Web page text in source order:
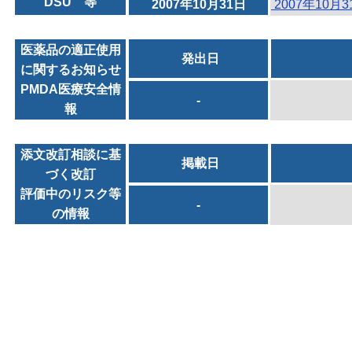
2007年10月31日
2007年10月
医薬品の適正使用
に関するお知らせ
PMDA医療安全情
報
発出日
-
添文改訂相談に基
づく改訂
評価中のリスク等
の情報
掲載日
-